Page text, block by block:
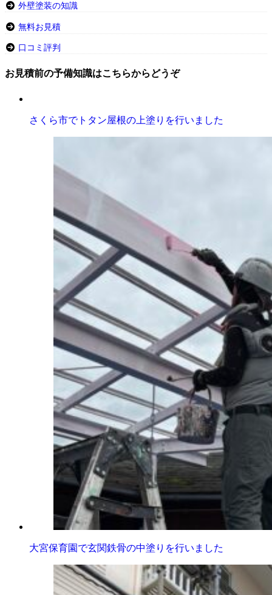
外壁塗装の知識
無料お見積
口コミ評判
お見積前の予備知識はこちらからどうぞ
さくら市でトタン屋根の上塗りを行いました
大宮保育園で玄関鉄骨の中塗りを行いました